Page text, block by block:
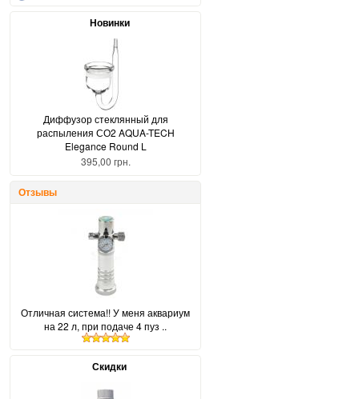
Новинки
Диффузор стеклянный для
распыления СО2 AQUA-TECH
Elegance Round L
395,00 грн.
Отзывы
Отличная система!! У меня аквариум
на 22 л, при подаче 4 пуз ..
Скидки